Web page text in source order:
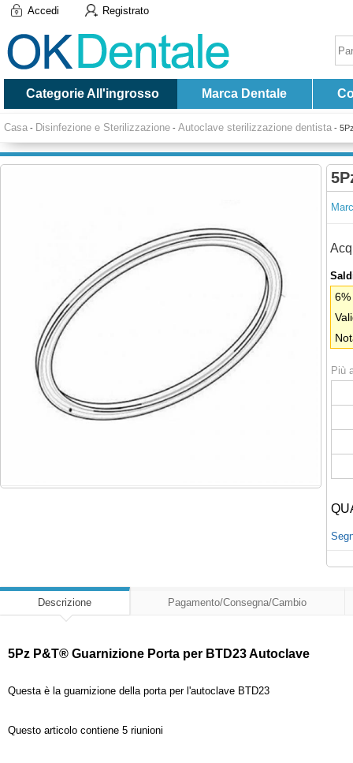
Accedi Registrato
Categorie All'ingrosso Marca Dentale
Casa - Disinfezione e Sterilizzazione - Autoclave sterilizzazione dentista -
Più
Descrizione Pagamento/Consegna/Cambio
5Pz P&T® Guarnizione Porta per BTD23 Autoclave
Questa è la guarnizione della porta per l'autoclave BTD23
Questo articolo contiene 5 riunioni